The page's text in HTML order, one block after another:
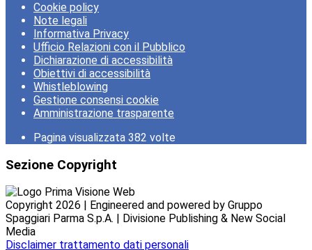
Cookie policy
Note legali
Informativa Privacy
Ufficio Relazioni con il Pubblico
Dichiarazione di accessibilità
Obiettivi di accessibilità
Whistleblowing
Gestione consensi cookie
Amministrazione trasparente
Pagina visualizzata 382 volte
Sezione Copyright
Copyright 2026 | Engineered and powered by Gruppo
Spaggiari Parma S.p.A. | Divisione Publishing & New Social
Media
Disclaimer trattamento dati personali